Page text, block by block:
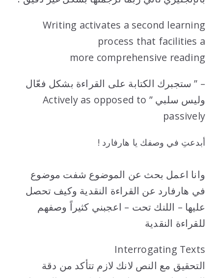
Writing activates a second learning
process that facilities a
more comprehensive reading
– ” ستجبرك الكتابة على القراءة بشكل فعّال
وليس سلبي ” Actively as opposed to
passively
أبدعتِ في وصفك يا هارفارد !
وانا اعمل بحث عن الموضوع شفت موضوع
في هارفارد عن القراءة النقدية وكيف تحصل
عليها – اللنك تحت – اعجبني كثيراً وصفهم
للقراءة النقدية
Interrogating Texts
التحقيق مع النص لانك لازم تتأكد من دقة